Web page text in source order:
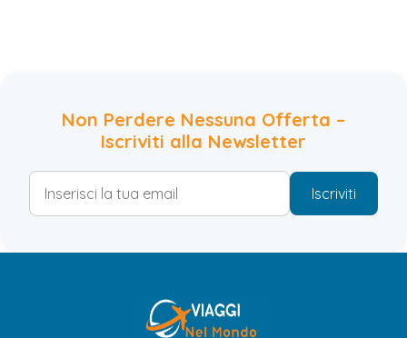
Non Perdere Nessuna Offerta –
Iscriviti alla Newsletter
Iscriviti